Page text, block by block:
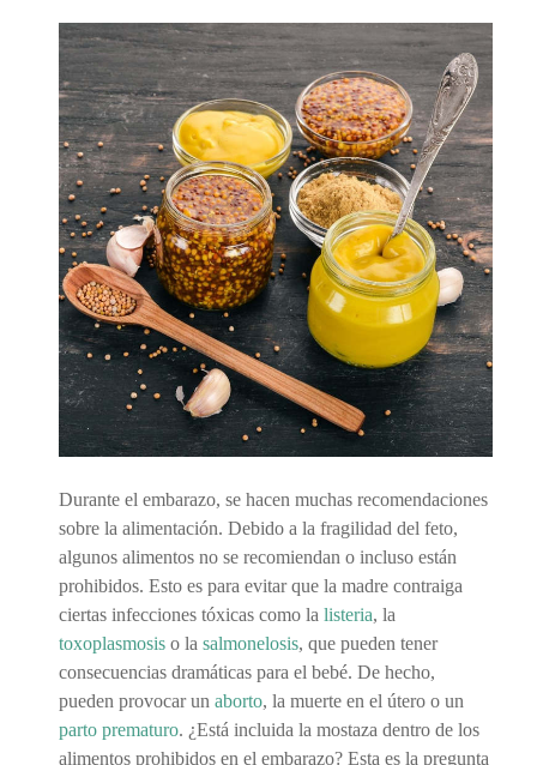
Durante el embarazo, se hacen muchas recomendaciones
sobre la alimentación. Debido a la fragilidad del feto,
algunos alimentos no se recomiendan o incluso están
prohibidos. Esto es para evitar que la madre contraiga
ciertas infecciones tóxicas como la listeria, la
toxoplasmosis o la salmonelosis, que pueden tener
consecuencias dramáticas para el bebé. De hecho,
pueden provocar un aborto, la muerte en el útero o un
parto prematuro. ¿Está incluida la mostaza dentro de los
alimentos prohibidos en el embarazo? Esta es la pregunta